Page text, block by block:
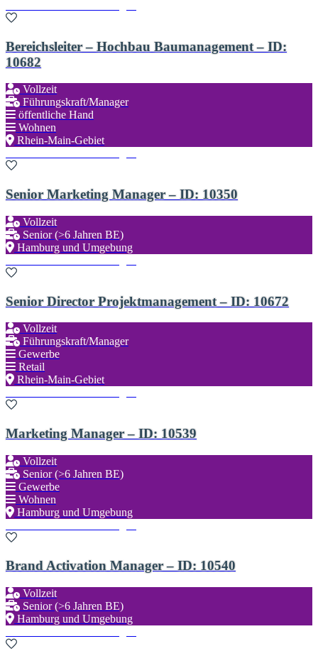
Bereichsleiter – Hochbau Baumanagement – ID:
10682
Vollzeit
Führungskraft/Manager
öffentliche Hand
Wohnen
Rhein-Main-Gebiet
Senior Marketing Manager – ID: 10350
Vollzeit
Senior (>6 Jahren BE)
Hamburg und Umgebung
Senior Director Projektmanagement – ID: 10672
Vollzeit
Führungskraft/Manager
Gewerbe
Retail
Rhein-Main-Gebiet
Marketing Manager – ID: 10539
Vollzeit
Senior (>6 Jahren BE)
Gewerbe
Wohnen
Hamburg und Umgebung
Brand Activation Manager – ID: 10540
Vollzeit
Senior (>6 Jahren BE)
Hamburg und Umgebung